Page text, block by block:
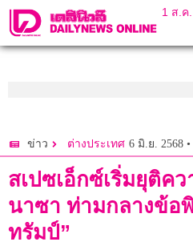
1 ส.ค
ข่าว ต่างประเทศ 6 มิ.ย. 2568 •
สเปซเอ็กซ์เริ่มยุติค
นาซา ท่ามกลางข้อ
ทรัมป์”